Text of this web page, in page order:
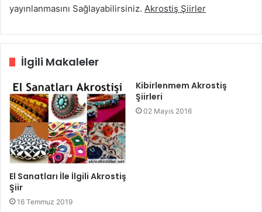
yayınlanmasını Sağlayabilirsiniz. Akrostiş Şiirler
İlgili Makaleler
El Sanatları İle İlgili Akrostiş
Şiir
16 Temmuz 2019
Kibirlenmem Akrostiş
Şiirleri
02 Mayıs 2016